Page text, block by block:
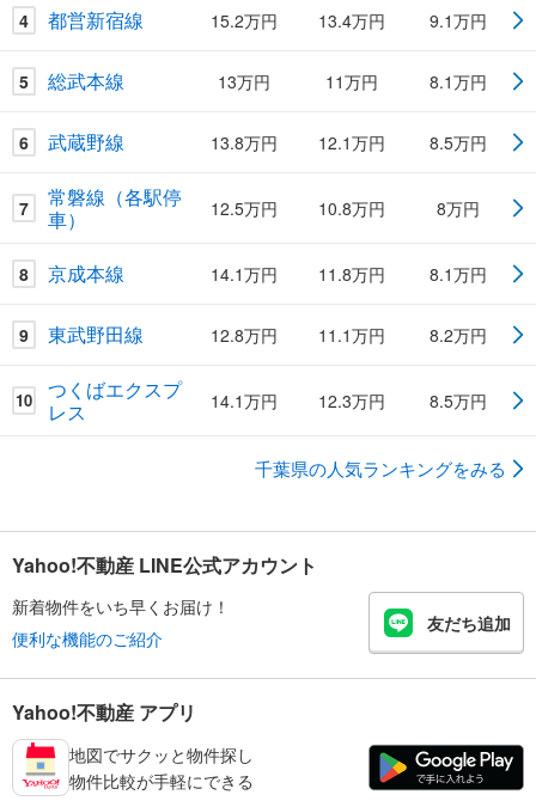
4 都営新宿線 15.2万円 13.4万円 9.1万円
5 総武本線 13万円 11万円 8.1万円
6 武蔵野線 13.8万円 12.1万円 8.5万円
7
常磐線（各駅停
車）
12.5万円 10.8万円 8万円
8 京成本線 14.1万円 11.8万円 8.1万円
9 東武野田線 12.8万円 11.1万円 8.2万円
10
つくばエクスプ
レス
14.1万円 12.3万円 8.5万円
千葉県の人気ランキングをみる
Yahoo!不動産 LINE公式アカウント
新着物件をいち早くお届け！
便利な機能のご紹介
友だち追加
Yahoo!不動産 アプリ
地図でサクッと物件探し
物件比較が手軽にできる